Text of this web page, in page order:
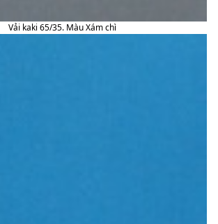
Vải kaki 65/35. Màu Xám chì